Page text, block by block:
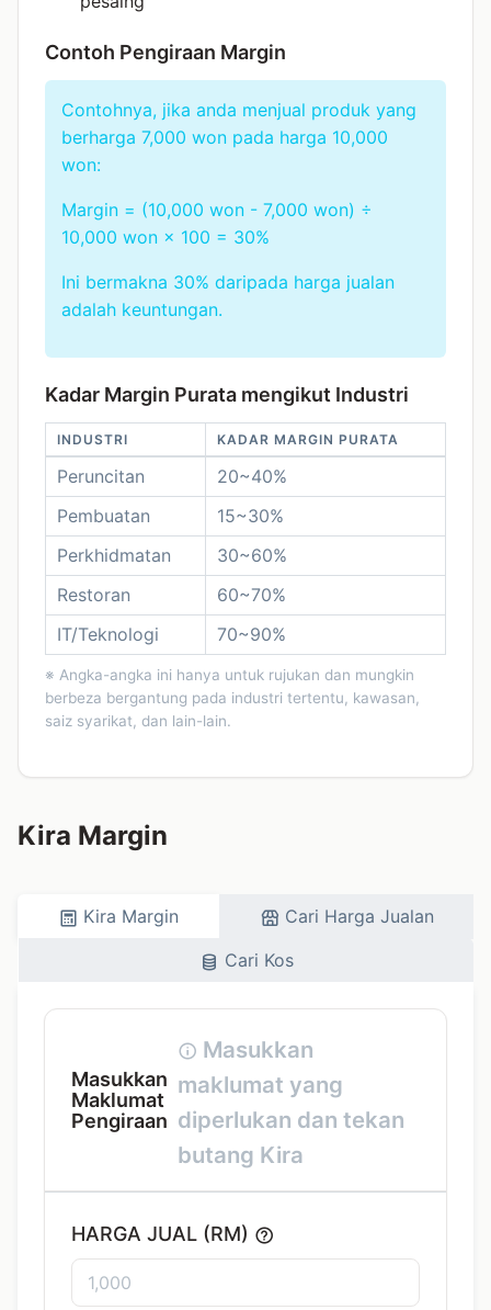
Contoh Pengiraan Margin
Contohnya, jika anda menjual produk yang
berharga 7,000 won pada harga 10,000
won:
Margin = (10,000 won - 7,000 won) ÷
10,000 won × 100 = 30%
Ini bermakna 30% daripada harga jualan
adalah keuntungan.
Kadar Margin Purata mengikut Industri
INDUSTRI KADAR MARGIN PURATA
Peruncitan
20~40%
Pembuatan
15~30%
Perkhidmatan
30~60%
Restoran
60~70%
IT/Teknologi
70~90%
※ Angka-angka ini hanya untuk rujukan dan mungkin
berbeza bergantung pada industri tertentu, kawasan,
saiz syarikat, dan lain-lain.
Kira Margin
Kira Margin
Cari Harga Jualan
Cari Kos
Masukkan
Maklumat
Pengiraan
Masukkan
maklumat yang
diperlukan dan tekan
butang Kira
HARGA JUAL (RM)